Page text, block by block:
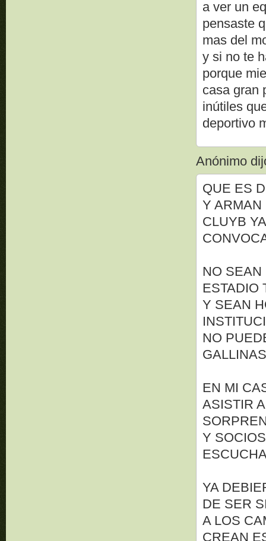
a ver un
pensaste
mas del
y si no te
porque
casa gran
inútiles
deportivo
Anónimo
QUE ES
Y ARMAN
CLUYB
NO SEAN
ESTADIO
Y SEAN
NO
EN MI
ASISTIR
Y
YA
DE SER
A LOS
CREAN